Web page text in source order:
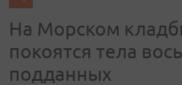
На Морском
покоятся тела
подданных